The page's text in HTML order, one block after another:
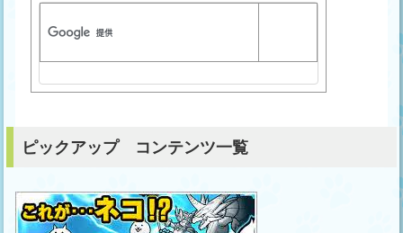
ピックアップ コンテンツ一覧